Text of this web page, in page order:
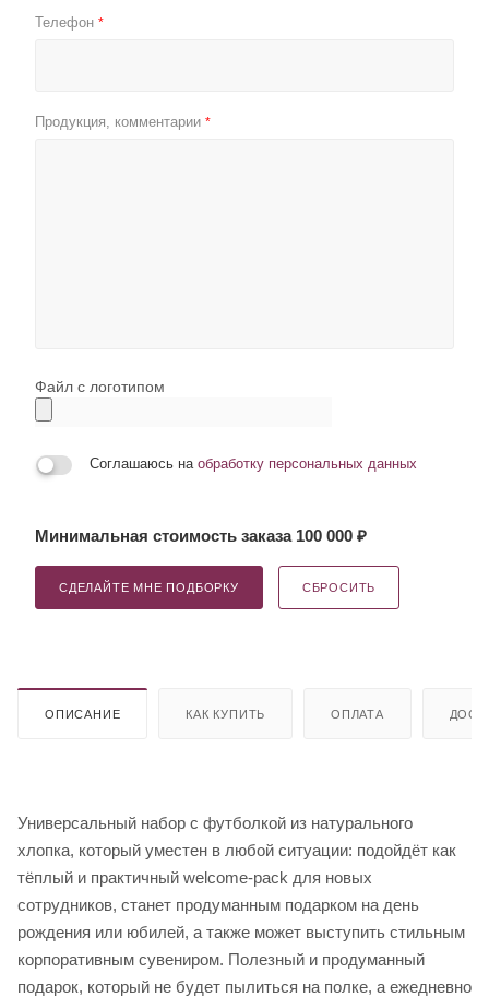
Телефон *
Продукция, комментарии *
Файл с логотипом
Соглашаюсь на обработку персональных данных
Минимальная стоимость заказа 100 000 ₽
СДЕЛАЙТЕ МНЕ ПОДБОРКУ СБРОСИТЬ
ОПИСАНИЕ КАК КУПИТЬ ОПЛАТА
Универсальный набор с футболкой из натурального
хлопка, который уместен в любой ситуации: подойдёт как
тёплый и практичный welcome-pack для новых
сотрудников, станет продуманным подарком на день
рождения или юбилей, а также может выступить стильным
корпоративным сувениром. Полезный и продуманный
подарок, который не будет пылиться на полке, а ежедневно